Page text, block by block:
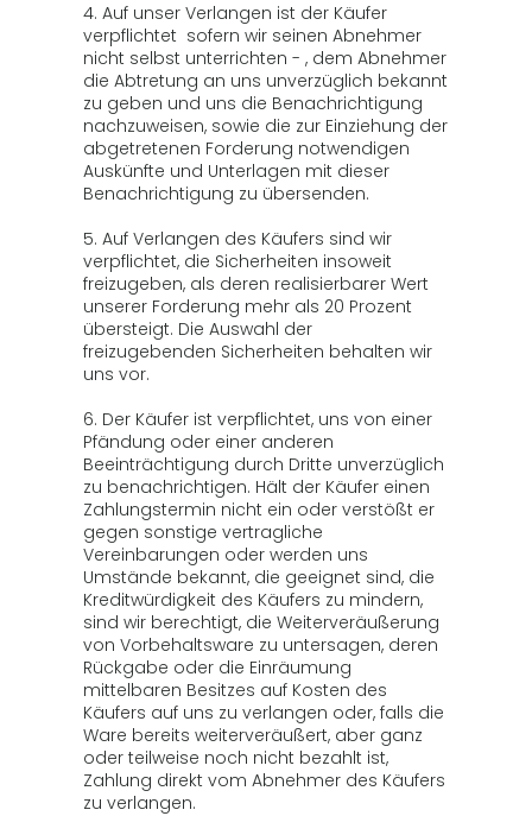
4. Auf unser Verlangen ist der Käufer
verpflichtet sofern wir seinen Abnehmer
nicht selbst unterrichten - , dem Abnehmer
die Abtretung an uns unverzüglich bekannt
zu geben und uns die Benachrichtigung
nachzuweisen, sowie die zur Einziehung der
abgetretenen Forderung notwendigen
Auskünfte und Unterlagen mit dieser
Benachrichtigung zu übersenden.
5. Auf Verlangen des Käufers sind wir
verpflichtet, die Sicherheiten insoweit
freizugeben, als deren realisierbarer Wert
unserer Forderung mehr als 20 Prozent
übersteigt. Die Auswahl der
freizugebenden Sicherheiten behalten wir
uns vor.
6. Der Käufer ist verpflichtet, uns von einer
Pfändung oder einer anderen
Beeinträchtigung durch Dritte unverzüglich
zu benachrichtigen. Hält der Käufer einen
Zahlungstermin nicht ein oder verstößt er
gegen sonstige vertragliche
Vereinbarungen oder werden uns
Umstände bekannt, die geeignet sind, die
Kreditwürdigkeit des Käufers zu mindern,
sind wir berechtigt, die Weiterveräußerung
von Vorbehaltsware zu untersagen, deren
Rückgabe oder die Einräumung
mittelbaren Besitzes auf Kosten des
Käufers auf uns zu verlangen oder, falls die
Ware bereits weiterveräußert, aber ganz
oder teilweise noch nicht bezahlt ist,
Zahlung direkt vom Abnehmer des Käufers
zu verlangen.